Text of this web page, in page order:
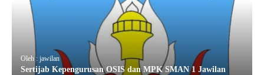
Oleh : jawilan
Sertijab Kepengurusan OSIS dan MPK SMAN 1 Jawilan